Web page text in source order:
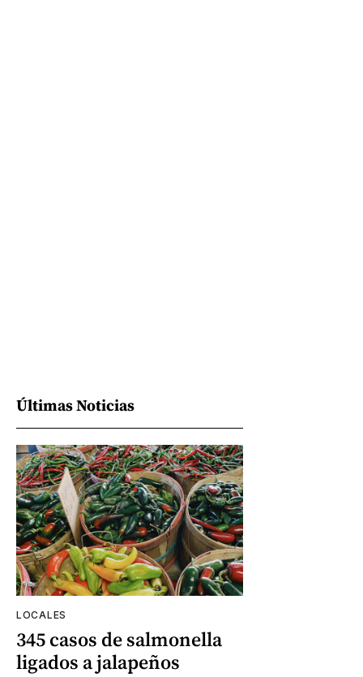
Últimas Noticias
LOCALES
345 casos de salmonella
ligados a jalapeños